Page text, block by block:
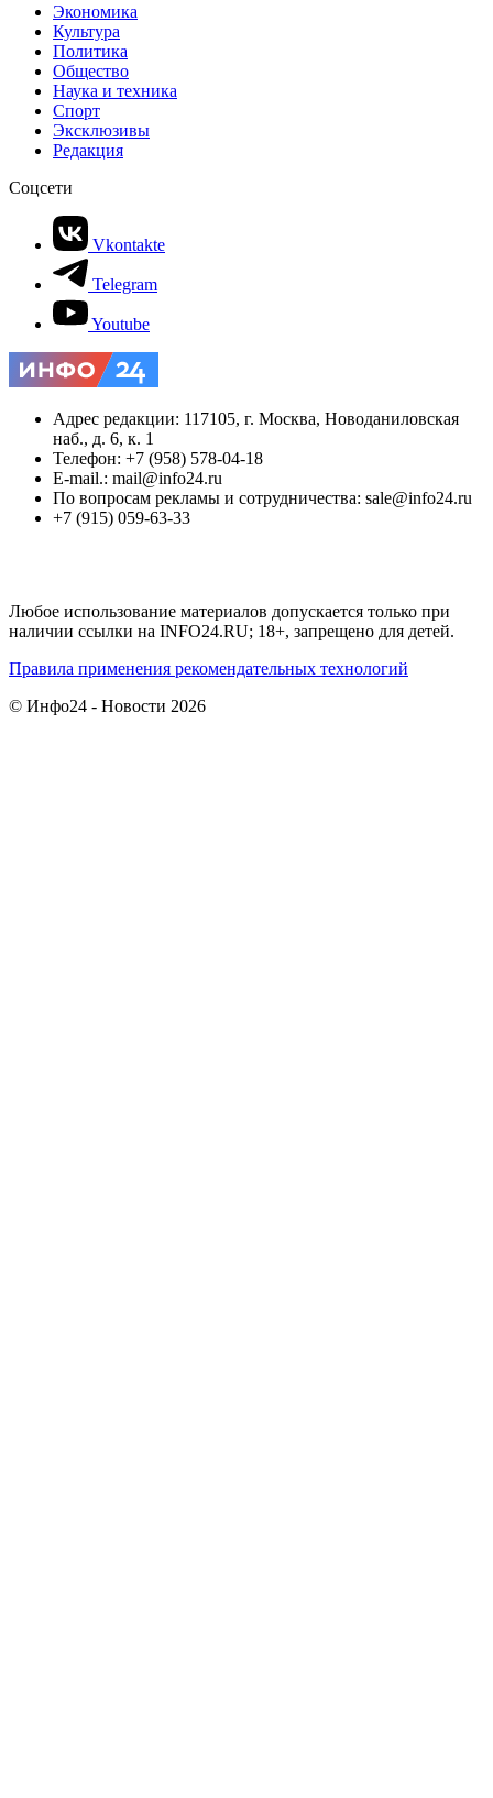
Экономика
Культура
Политика
Общество
Наука и техника
Спорт
Эксклюзивы
Редакция
Соцсети
Vkontakte
Telegram
Youtube
Адрес редакции: 117105, г. Москва, Новоданиловская
наб., д. 6, к. 1
Телефон: +7 (958) 578-04-18
E-mail.: mail@info24.ru
По вопросам рекламы и сотрудничества: sale@info24.ru
+7 (915) 059-63-33
Любое использование материалов допускается только при
наличии ссылки на INFO24.RU; 18+, запрещено для детей.
Правила применения рекомендательных технологий
© Инфо24 - Новости 2026